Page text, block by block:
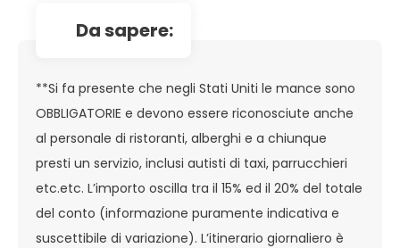
da sapere:
**Si fa presente che negli Stati Uniti le mance sono
OBBLIGATORIE e devono essere riconosciute anche
al personale di ristoranti, alberghi e a chiunque
presti un servizio, inclusi autisti di taxi, parrucchieri
etc.etc. L’importo oscilla tra il 15% ed il 20% del totale
del conto (informazione puramente indicativa e
suscettibile di variazione). L’itinerario giornaliero è